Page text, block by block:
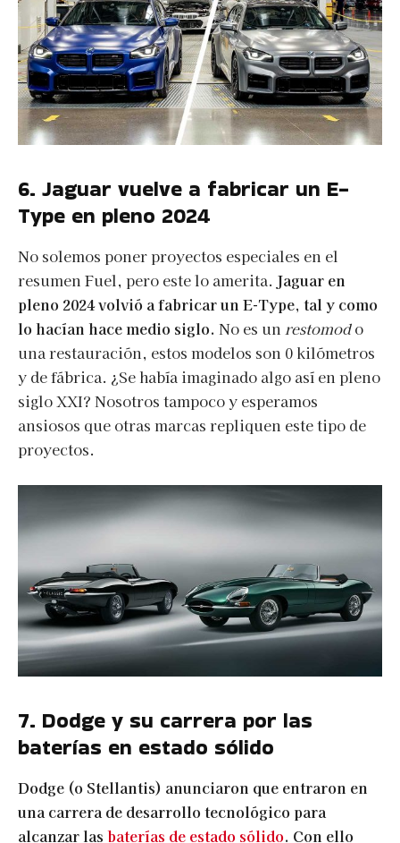
6. Jaguar vuelve a fabricar un E-
Type en pleno 2024
No solemos poner proyectos especiales en el
resumen Fuel, pero este lo amerita. Jaguar en
pleno 2024 volvió a fabricar un E-Type, tal y como
lo hacían hace medio siglo. No es un restomodo
una restauración, estos modelos son 0 kilómetros
y de fábrica. ¿Se había imaginado algo así en pleno
siglo XXI? Nosotros tampoco y esperamos
ansiosos que otras marcas repliquen este tipo de
proyectos.
7. Dodge y su carrera por las
baterías en estado sólido
Dodge (o Stellantis) anunciaron que entraron en
una carrera de desarrollo tecnológico para
alcanzar las baterías de estado sólido. Con ello